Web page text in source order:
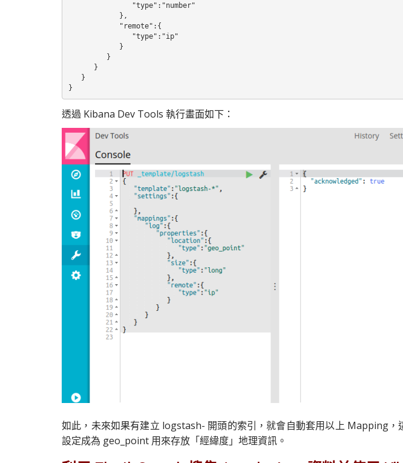
               "type":"number"
            },
            "remote":{
               "type":"ip"
            }
         }
      }
   }
}
透過 Kibana Dev Tools 執行畫面如下：
如此，未來如果有建立 logstash- 開頭的索引，就會自動套用以上 Mapping
設定成為 geo_point 用來存放「經緯度」地理資訊。